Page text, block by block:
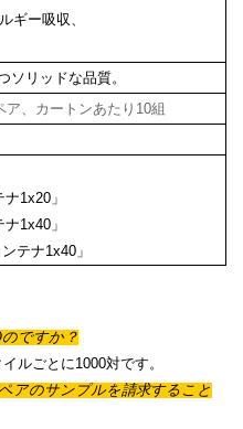
ギー吸収、
ソリッドな品質。
ア、カートンあたり10組
1x20」
1x40」
テナ1x40」
ですか？
ルごとに1000対です。
アのサンプルを請求すること